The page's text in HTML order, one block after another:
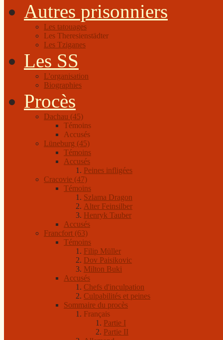
Autres prisonniers
Les tatouages
Les Theresienstädter
Les Tziganes
Les SS
L'organisation
Biographies
Procès
Dachau (45)
Témoins
Accusés
Lüneburg (45)
Témoins
Accusés
Peines infligées
Cracovie (47)
Témoins
Szlama Dragon
Alter Feinsilber
Henryk Tauber
Accusés
Francfort (63)
Témoins
Filip Müller
Dov Paisikovic
Milton Buki
Accusés
Chefs d'inculpation
Culpabilités et peines
Sommaire du procès
Français
Partie I
Partie II